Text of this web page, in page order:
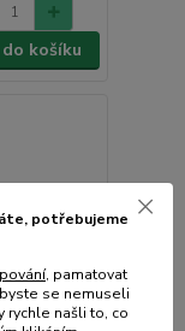
košíku
potřebujeme
, pamatovat
se nemuseli
rychle našli to, co